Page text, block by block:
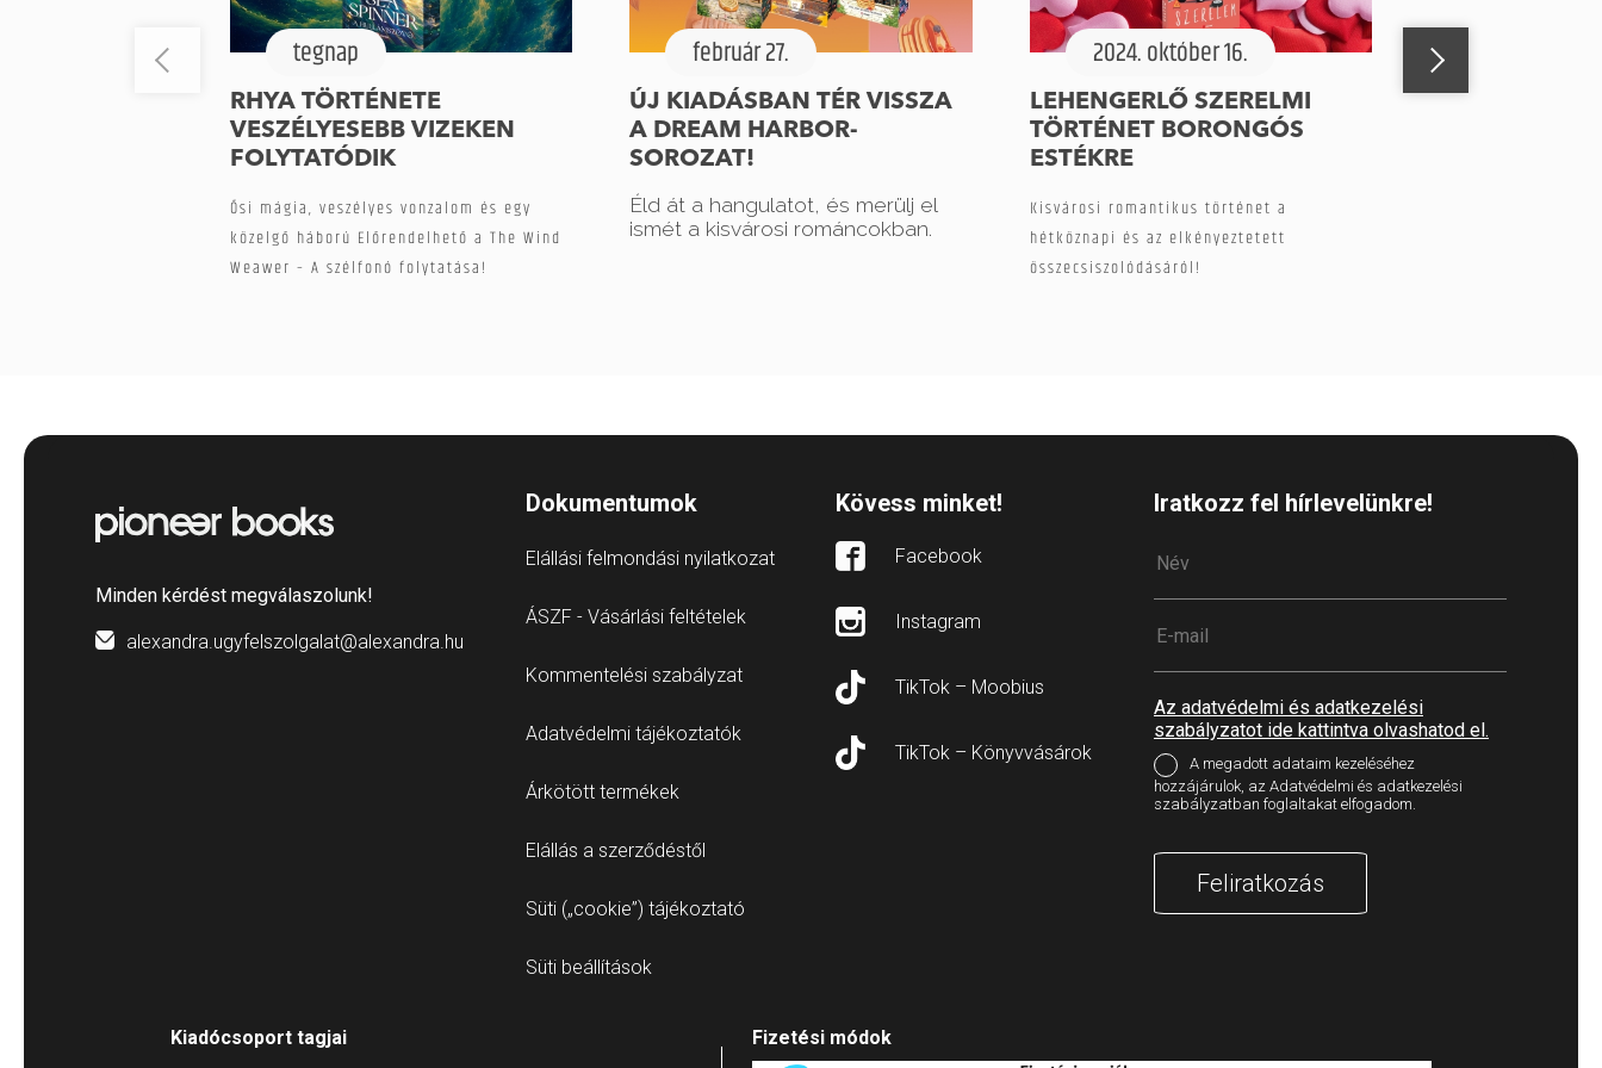
tegnap
RHYA TÖRTÉNETE
VESZÉLYESEBB VIZEKEN
FOLYTATÓDIK
Ősi mágia, veszélyes vonzalom és egy
közelgő háború Előrendelhető a The Wind
Weawer – A szélfonó folytatása!
február 27.
ÚJ KIADÁSBAN TÉR VISSZA
A DREAM HARBOR-
SOROZAT!
Éld át a hangulatot, és merülj el
ismét a kisvárosi románcokban.
2024. október 16.
LEHENGERLŐ SZERELMI
TÖRTÉNET BORONGÓS
ESTÉKRE
Kisvárosi romantikus történet a
hétköznapi és az elkényeztetett
összecsiszolódásáról!
Minden kérdést megválaszolunk!
alexandra.ugyfelszolgalat@alexandra.hu
Dokumentumok
Elállási felmondási nyilatkozat
ÁSZF - Vásárlási feltételek
Kommentelési szabályzat
Adatvédelmi tájékoztatók
Árkötött termékek
Elállás a szerződéstől
Süti („cookie”) tájékoztató
Süti beállítások
Kövess minket!
Facebook
Instagram
TikTok – Moobius
TikTok – Könyvvásárok
Iratkozz fel hírlevelünkre!
Az adatvédelmi és adatkezelési
szabályzatot ide kattintva olvashatod el.
A megadott adataim kezeléséhez
hozzájárulok, az Adatvédelmi és adatkezelési
szabályzatban foglaltakat elfogadom.
Feliratkozás
Kiadócsoport tagjai Fizetési módok